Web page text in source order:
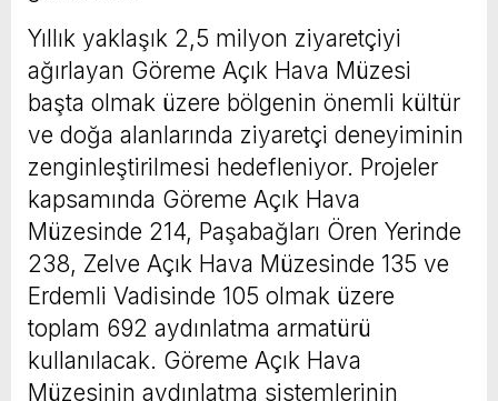
Yıllık yaklaşık 2,5 milyon ziyaretçiyi
ağırlayan Göreme Açık Hava Müzesi
başta olmak üzere bölgenin önemli kültür
ve doğa alanlarında ziyaretçi deneyiminin
zenginleştirilmesi hedefleniyor. Projeler
kapsamında Göreme Açık Hava
Müzesinde 214, Paşabağları Ören Yerinde
238, Zelve Açık Hava Müzesinde 135 ve
Erdemli Vadisinde 105 olmak üzere
toplam 692 aydınlatma armatürü
kullanılacak. Göreme Açık Hava
Müzesinin aydınlatma sistemlerinin